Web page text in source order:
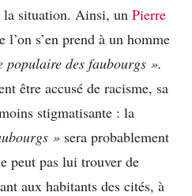
la situation. Ainsi, un Pierre
l’on s’en prend à un homme
populaire des faubourgs ».
être accusé de racisme, sa
stigmatisante : la
» sera probablement
peut pas lui trouver de
aux habitants des cités, à